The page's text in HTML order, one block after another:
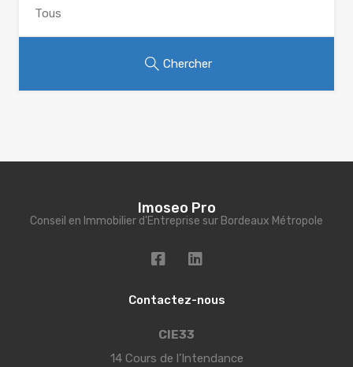
Chercher
Imoseo Pro
Conseil en Immobilier d'Entreprise sur Bordeaux Métropole
Contactez-nous
CIE33
14 Cours de l’Intendance